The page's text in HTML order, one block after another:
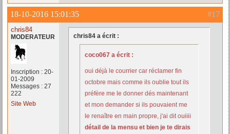
#17
18-10-2016 15:01:35
chris84
MODERATEUR
Inscription : 20-
01-2009
Messages : 27
222
Site Web
chris84 a écrit :
coco067 a écrit :
oui déjà le courrier car réclamer fin
octobre mais comme ils oublie tout ils
préfère me le donner dés maintenant
et mon demander si ils pouvaient me
le renaître en main propre, j'ai dit ouiiii
détail de la mensu et bien je te dirais